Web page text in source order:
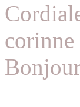
corinne